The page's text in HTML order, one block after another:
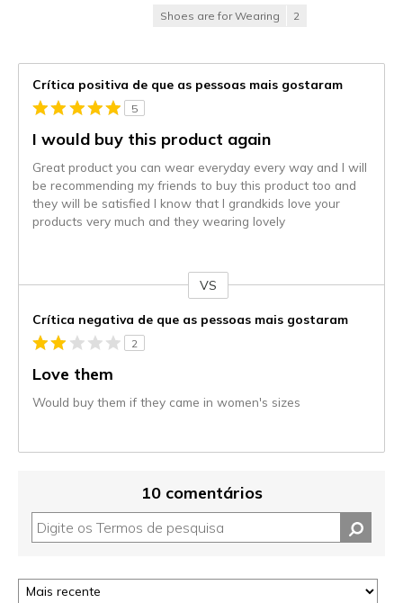
Shoes are for Wearing 2
Crítica positiva de que as pessoas mais gostaram
5
I would buy this product again
Great product you can wear everyday every way and I will
be recommending my friends to buy this product too and
they will be satisfied I know that I grandkids love your
products very much and they wearing lovely
VS
Crítica negativa de que as pessoas mais gostaram
2
Love them
Would buy them if they came in women's sizes
10 comentários